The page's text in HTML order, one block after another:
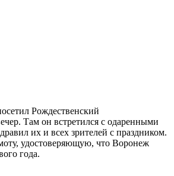
Рождественский
Там он встретился с одаренными
их и всех зрителей с праздником.
удостоверяющую, что Воронеж
года.